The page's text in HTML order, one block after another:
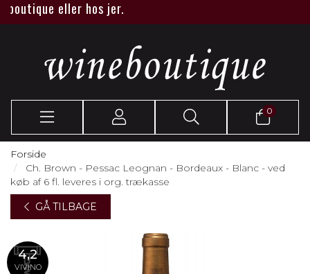
eller hos jer.
0
Forside
Ch. Brown - Pessac Leognan - Bordeaux - Blanc - ved
køb af 6 fl. leveres i org. trækasse
GÅ TILBAGE
4,2
VIVINO